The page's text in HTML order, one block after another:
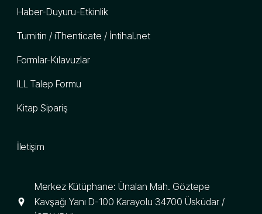
Haber-Duyuru-Etkinlik
Turnitin / iThenticate / İntihal.net
Formlar-Kılavuzlar
ILL Talep Formu
Kitap Sipariş
İletişim
Merkez Kütüphane: Ünalan Mah. Göztepe
Kavşağı Yanı D-100 Karayolu 34700 Üsküdar /